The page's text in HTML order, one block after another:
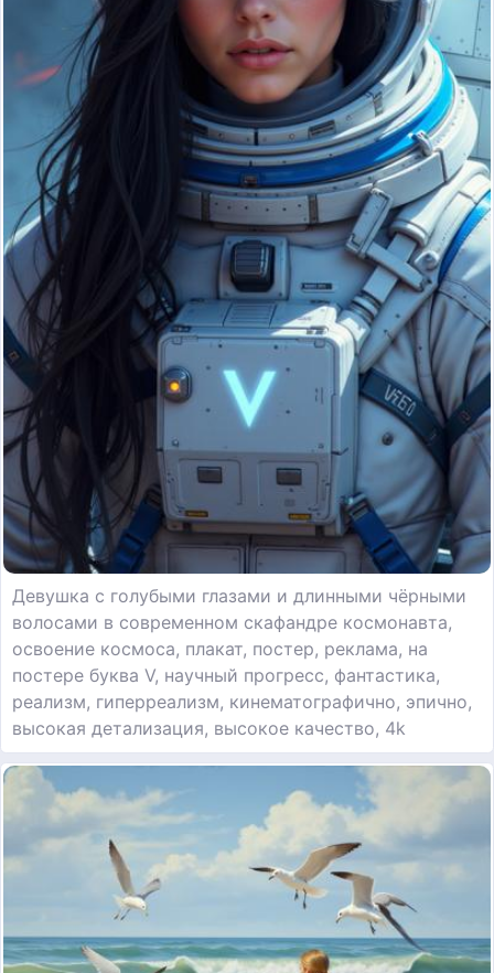
Девушка с голубыми глазами и длинными чёрными
волосами в современном скафандре космонавта,
освоение космоса, плакат, постер, реклама, на
постере буква V, научный прогресс, фантастика,
реализм, гиперреализм, кинематографично, эпично,
высокая детализация, высокое качество, 4k